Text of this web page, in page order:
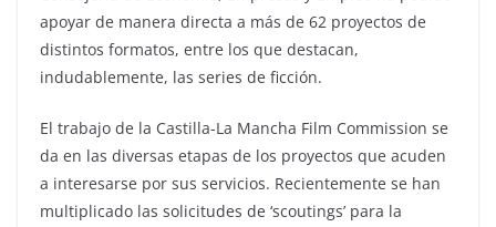
apoyar de manera directa a más de 62 proyectos de
distintos formatos, entre los que destacan,
indudablemente, las series de ficción.
El trabajo de la Castilla-La Mancha Film Commission se
da en las diversas etapas de los proyectos que acuden
a interesarse por sus servicios. Recientemente se han
multiplicado las solicitudes de ‘scoutings’ para la